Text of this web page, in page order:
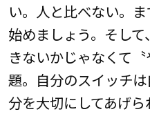
い。人と比べない。
始めましょう。そし
きないかじゃなくて
題。自分のスイッチ
分を大切にしてあげ